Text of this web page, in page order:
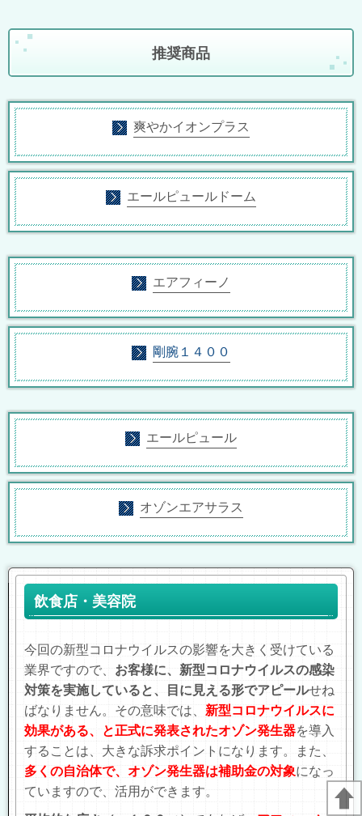
推奨商品
爽やかイオンプラス
エールピュールドーム
エアフィーノ
剛腕１４００
エールピュール
オゾンエアサラス
飲食店・美容院
今回の新型コロナウイルスの影響を大きく受けている
業界ですので、 お客様に、新型コロナウイルスの感染
対策を実施していると、目に見える形でアピールせね
ばなりません。その意味では、 新型コロナウイルスに
効果がある、と正式に発表されたオゾン発生器を導入
することは、大きな訴求ポイントになります。また、
多くの自治体で、オゾン発生器は補助金の対象になっ
ていますので、活用ができます。